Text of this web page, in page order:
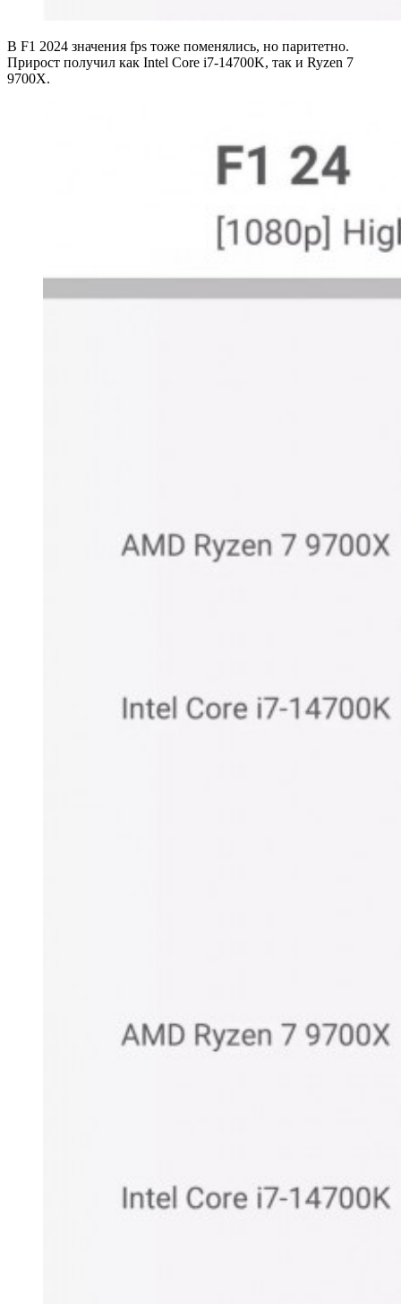
В F1 2024 значения fps тоже поменялись, но паритетно.
Прирост получил как Intel Core i7-14700K, так и Ryzen 7
9700X.